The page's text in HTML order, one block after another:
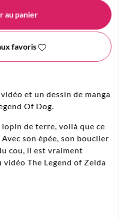
au panier
favoris
et un dessin de manga
Of Dog.
de terre, voilà que ce
son épée, son bouclier
cou, il est vraiment
The Legend of Zelda